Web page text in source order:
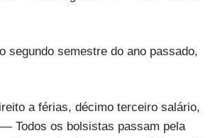
segundo semestre do ano passado,
a férias, décimo terceiro salário,
Todos os bolsistas passam pela